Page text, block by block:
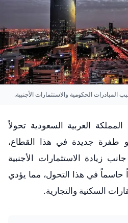
الحكومية والاستثمارات الأجنبية.
العربية السعودية تحولاً
طفرة جديدة في هذا القطاع،
زيادة الاستثمارات الأجنبية
حاسماً في هذا التحول، مما يؤدي
السكنية والتجارية.